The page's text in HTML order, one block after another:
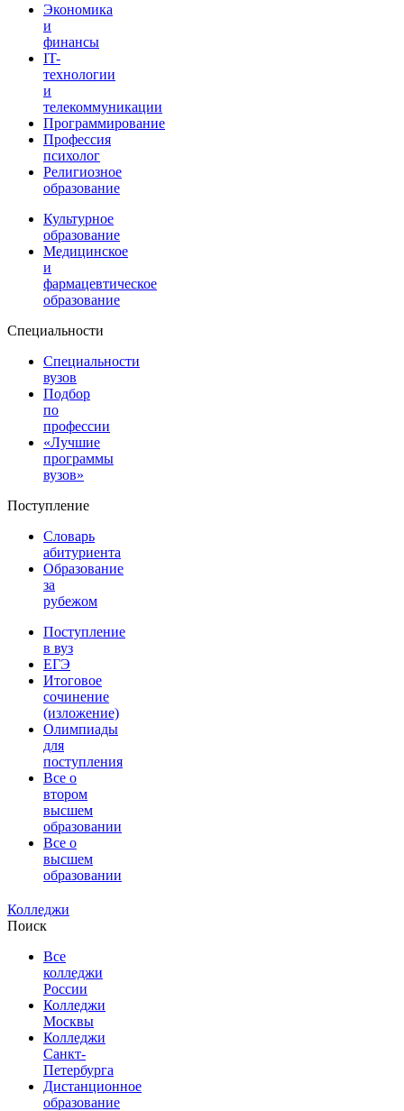
Экономика
и
финансы
IT-
технологии
и
телекоммуникации
Программирование
Профессия
психолог
Религиозное
образование
Культурное
образование
Медицинское
и
фармацевтическое
образование
Специальности
Специальности
вузов
Подбор
по
профессии
«Лучшие
программы
вузов»
Поступление
Словарь
абитуриента
Образование
за
рубежом
Поступление
в вуз
ЕГЭ
Итоговое
сочинение
(изложение)
Олимпиады
для
поступления
Все о
втором
высшем
образовании
Все о
высшем
образовании
Колледжи
Поиск
Все
колледжи
России
Колледжи
Москвы
Колледжи
Санкт-
Петербурга
Дистанционное
образование